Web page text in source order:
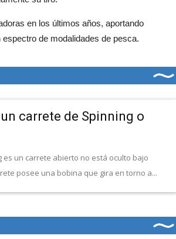
en los últimos años, aportando
de modalidades de pesca.
carrete de Spinning o
es un carrete abierto no está oculto bajo
posee una bobina que gira en torno a...